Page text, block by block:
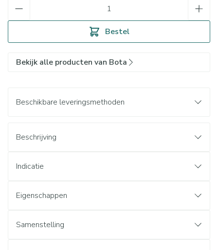
Bestel
Bekijk alle producten van Bota
Beschikbare leveringsmethoden
Beschrijving
Indicatie
Eigenschappen
Samenstelling